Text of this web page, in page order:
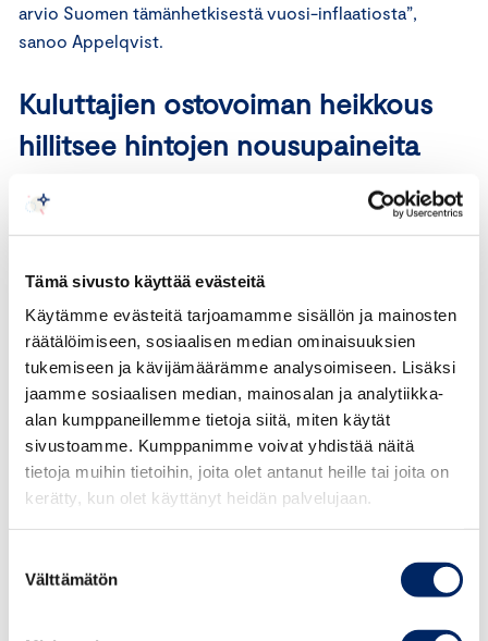
Tämä sivusto käyttää evästeitä
Käytämme evästeitä tarjoamamme sisällön ja mainosten
räätälöimiseen, sosiaalisen median ominaisuuksien
tukemiseen ja kävijämäärämme analysoimiseen. Lisäksi
jaamme sosiaalisen median, mainosalan ja analytiikka-
alan kumppaneillemme tietoja siitä, miten käytät
sivustoamme. Kumppanimme voivat yhdistää näitä
tietoja muihin tietoihin, joita olet antanut heille tai joita on
kerätty, kun olet käyttänyt heidän palvelujaan.
valinta
Välttämätön
arvio Suomen tämänhetkisestä vuosi-inflaatiosta”,
sanoo Appelqvist.
Kuluttajien ostovoiman heikkous
hillitsee hintojen nousupaineita
Ruuan osalta vuosi-inflaatio painui helmikuussa jopa
negatiiviseksi. Tilanne on hieman hämäävä, koska viime
aikaa melko vauhdikkaasti. Sen sijaan viime vuonna
elintarvikkeet eivät juurikaan kallistuneet, mikä on
jarruttanut vuosi-inflaatiota jo pitkään.
Inflaatiokehityksen arvioimista vaikeuttaa se, että
kuluttajat eivät ole vielä täysin tottuneet aiemmin
nousseisiin hintoihin.
”Kuukausitasolla ruoka on pitkästä aikaa kallistunut
todennäköiseltä, että ruuan hinta olisi lähdössä jatkossa
rajuun nousuun, vaikka lakot saattavat tuoda hetkellisesti